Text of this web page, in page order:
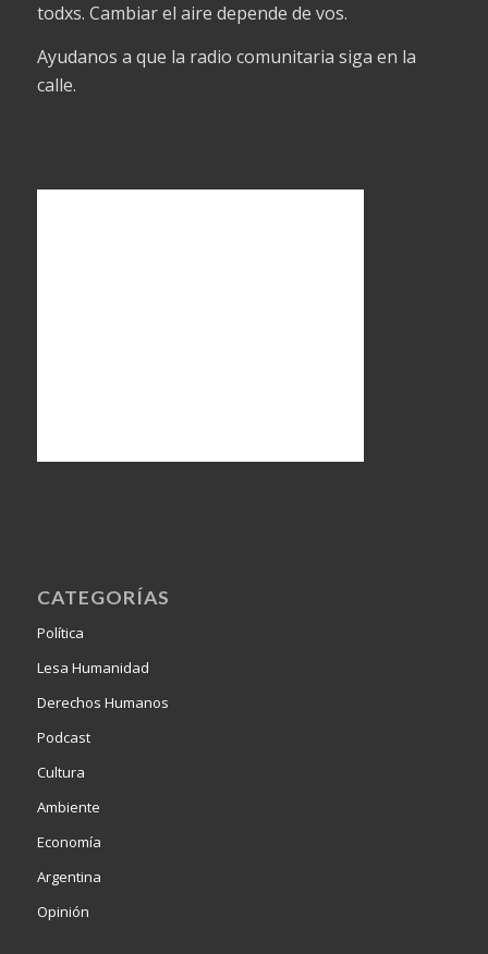
todxs. Cambiar el aire depende de vos.
Ayudanos a que la radio comunitaria siga en la
calle.
CATEGORÍAS
Política
Lesa Humanidad
Derechos Humanos
Podcast
Cultura
Ambiente
Economía
Argentina
Opinión